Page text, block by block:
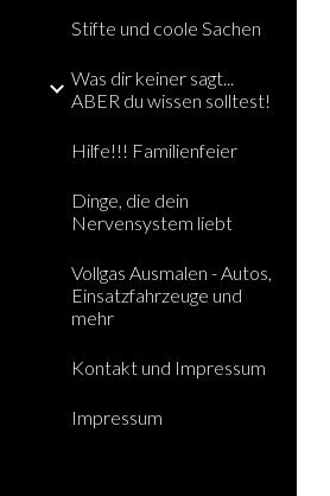
Stifte und coole Sachen
Was dir keiner sagt...
ABER du wissen solltest!
Hilfe!!! Familienfeier
Dinge, die dein
Nervensystem liebt
Vollgas Ausmalen - Autos,
Einsatzfahrzeuge und
mehr
Kontakt und Impressum
Impressum